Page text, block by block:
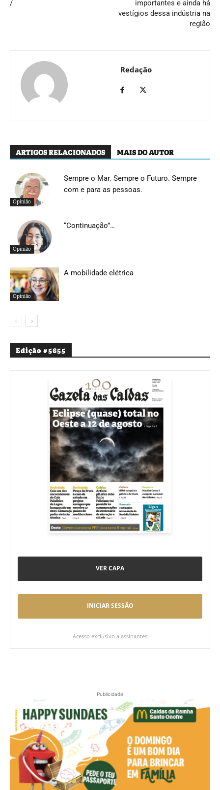
/
importantes e ainda há
vestígios dessa indústria na
região
Redação
ARTIGOS RELACIONADOS MAIS DO AUTOR
Opinião
Sempre o Mar. Sempre o Futuro. Sempre
com e para as pessoas.
Opinião
“Continuação”…
Opinião
A mobilidade elétrica
Edição #5655
VER CAPA
INICIAR SESSÃO
Acesso exclusivo a assinantes
Publicidade